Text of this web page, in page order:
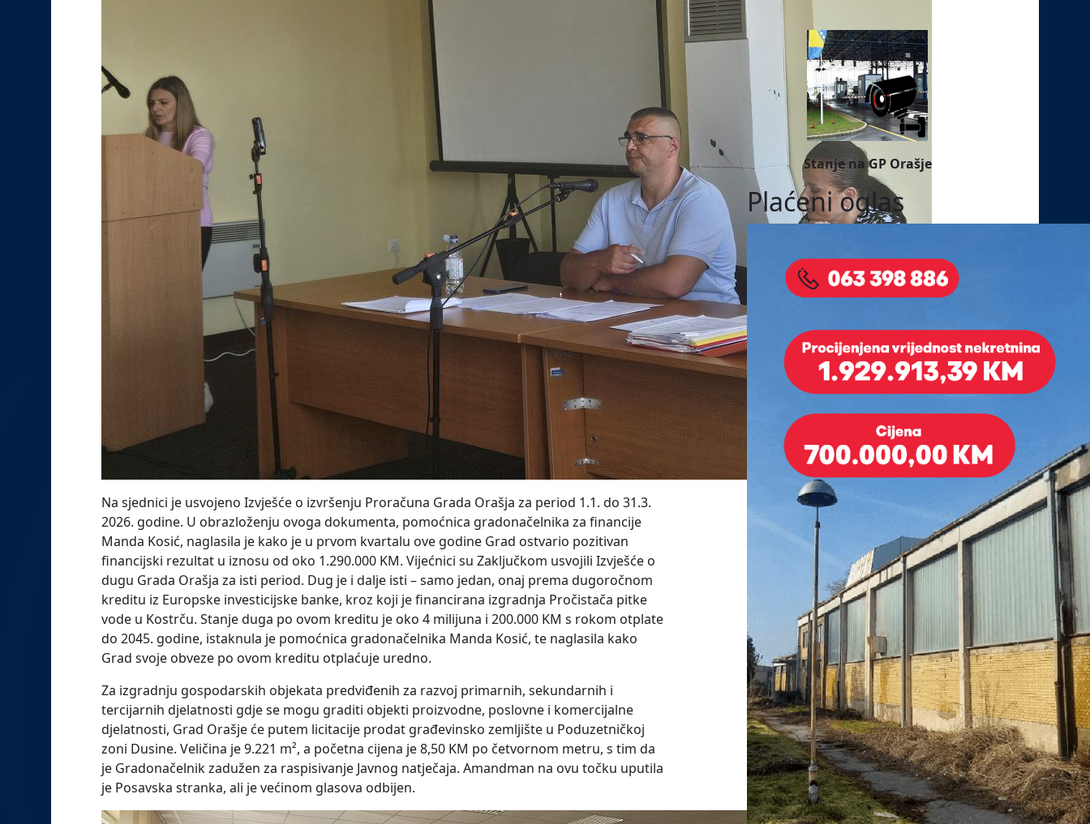
Na sjednici je usvojeno Izvješće o izvršenju Proračuna Grada Orašja za period 1.1. do 31.3.
2026. godine. U obrazloženju ovoga dokumenta, pomoćnica gradonačelnika za financije
Manda Kosić, naglasila je kako je u prvom kvartalu ove godine Grad ostvario pozitivan
financijski rezultat u iznosu od oko 1.290.000 KM. Vijećnici su Zaključkom usvojili Izvješće o
dugu Grada Orašja za isti period. Dug je i dalje isti – samo jedan, onaj prema dugoročnom
kreditu iz Europske investicijske banke, kroz koji je financirana izgradnja Pročistača pitke
vode u Kostrču. Stanje duga po ovom kreditu je oko 4 milijuna i 200.000 KM s rokom otplate
do 2045. godine, istaknula je pomoćnica gradonačelnika Manda Kosić, te naglasila kako
Grad svoje obveze po ovom kreditu otplaćuje uredno.
Za izgradnju gospodarskih objekata predviđenih za razvoj primarnih, sekundarnih i
tercijarnih djelatnosti gdje se mogu graditi objekti proizvodne, poslovne i komercijalne
djelatnosti, Grad Orašje će putem licitacije prodat građevinsko zemljište u Poduzetničkoj
zoni Dusine. Veličina je 9.221 m², a početna cijena je 8,50 KM po četvornom metru, s tim da
je Gradonačelnik zadužen za raspisivanje Javnog natječaja. Amandman na ovu točku uputila
je Posavska stranka, ali je većinom glasova odbijen.
Stanje na GP Orašje
Plaćeni oglas